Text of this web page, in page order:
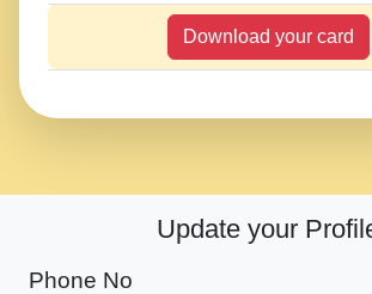
Download your card
Update your
Phone No